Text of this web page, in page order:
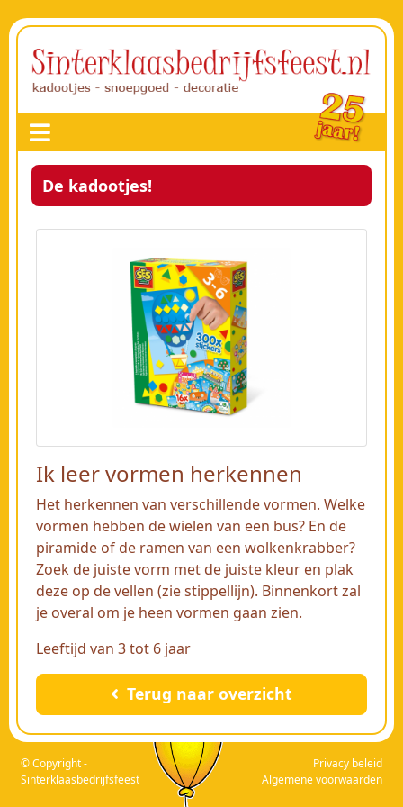
De kadootjes!
Ik leer vormen herkennen
Het herkennen van verschillende vormen. Welke
vormen hebben de wielen van een bus? En de
piramide of de ramen van een wolkenkrabber?
Zoek de juiste vorm met de juiste kleur en plak
deze op de vellen (zie stippellijn). Binnenkort zal
je overal om je heen vormen gaan zien.
Leeftijd van 3 tot 6 jaar
Terug naar overzicht
© Copyright -
Sinterklaasbedrijfsfeest
Privacy beleid
Algemene voorwaarden